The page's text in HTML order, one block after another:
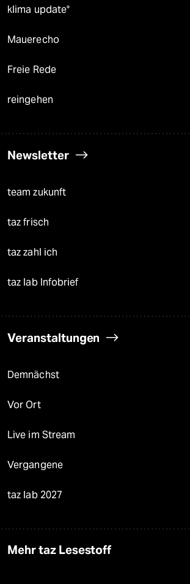
klima update°
Mauerecho
Freie Rede
reingehen
Newsletter
team zukunft
taz frisch
taz zahl ich
taz lab Infobrief
Veranstaltungen
Demnächst
Vor Ort
Live im Stream
Vergangene
taz lab 2027
Mehr taz Lesestoff